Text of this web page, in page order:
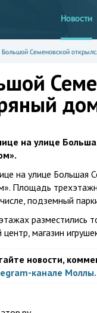
Новости
Большой Семеновской
на улице
на улице Большая
Площадь
подземный
разместились
магазин
новости,
канале